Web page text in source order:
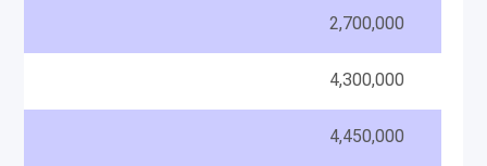
2,700,000
4,300,000
4,450,000